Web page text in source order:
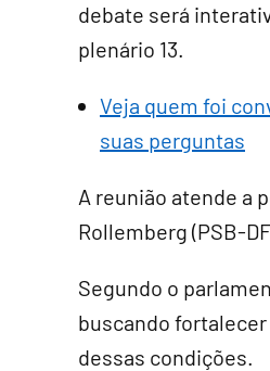
debate será
plenário 13.
Veja quem foi
suas perguntas
A reunião atende a
Rollemberg (PSB-
Segundo o
buscando
dessas condições.